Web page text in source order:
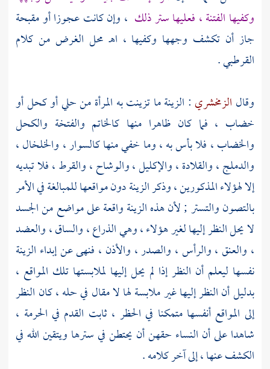
وكفيها الفتنة ، فعليها ستر ذلك ، وإن كانت عجوزا أو مقبحة
جاز أن تكشف وجهها وكفيها ، اهـ محل الغرض من كلام
القرطبي.
وقال الزمخشري : الزينة ما تزينت به المرأة من حلي أو كحل أو
خضاب ، فما كان ظاهرا منها كالخاتم والفتخة والكحل
والخضاب ، فلا بأس به ، وما خفي منها كالسوار ، والخلخال ،
والدملج ، والقلادة ، والإكليل ، والوشاح ، والقرط ، فلا تبديه
إلا لهؤلاء المذكورين ، وذكر الزينة دون مواقعها للمبالغة في الأمر
بالتصون والتستر ; لأن هذه الزينة واقعة على مواضع من الجسد
لا يحل النظر إليها لغير هؤلاء ، وهي الذراع ، والساق ، والعضد
، والعنق ، والرأس ، والصدر ، والأذن ، فنهى عن إبداء الزينة
نفسها ليعلم أن النظر إذا لم يحل إليها لملابستها تلك المواقع ،
بدليل أن النظر إليها غير ملابسة لها لا مقال في حله ، كان النظر
إلى المواقع أنفسها متمكنا في الحظر ، ثابت القدم في الحرمة ،
شاهدا على أن النساء حقهن أن يحتطن في سترها ويتقين الله في
الكشف عنها ، إلى آخر كلامه .